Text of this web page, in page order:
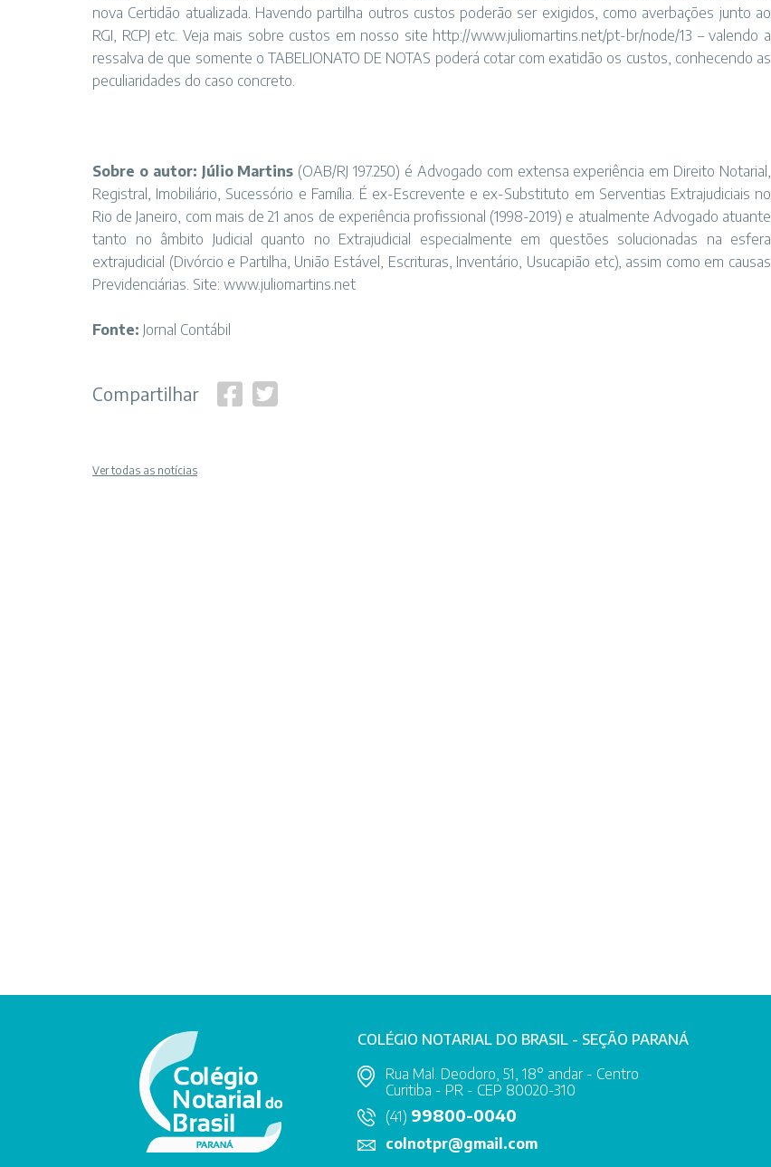
nova Certidão atualizada. Havendo partilha outros custos poderão ser exigidos, como averbações junto ao
RGI, RCPJ etc. Veja mais sobre custos em nosso site http://www.juliomartins.net/pt-br/node/13 – valendo a
ressalva de que somente o TABELIONATO DE NOTAS poderá cotar com exatidão os custos, conhecendo as
peculiaridades do caso concreto.
Sobre o autor: Júlio Martins (OAB/RJ 197.250) é Advogado com extensa experiência em Direito Notarial,
Registral, Imobiliário, Sucessório e Família. É ex-Escrevente e ex-Substituto em Serventias Extrajudiciais no
Rio de Janeiro, com mais de 21 anos de experiência profissional (1998-2019) e atualmente Advogado atuante
tanto no âmbito Judicial quanto no Extrajudicial especialmente em questões solucionadas na esfera
extrajudicial (Divórcio e Partilha, União Estável, Escrituras, Inventário, Usucapião etc), assim como em causas
Previdenciárias. Site: www.juliomartins.net
Fonte: Jornal Contábil
Compartilhar
Ver todas as notícias
COLÉGIO NOTARIAL DO BRASIL - SEÇÃO PARANÁ
Rua Mal. Deodoro, 51, 18° andar - Centro
Curitiba - PR - CEP 80020-310
(41) 99800-0040
colnotpr@gmail.com